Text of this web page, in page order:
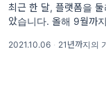
#글쓰
#성장
최근 한 달, 플랫폼을
았습니다. 올해 9월까
니다. 카카오 주식은 체
2021.10.06 · 21년까지의